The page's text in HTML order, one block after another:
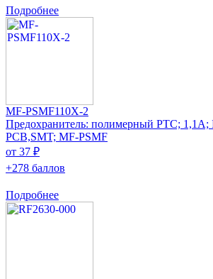
Подробнее
MF-PSMF110X-2
Предохранитель: полимерный PTC; 1,1А;
PCB,SMT; MF-PSMF
от 37 ₽
+278 баллов
Подробнее